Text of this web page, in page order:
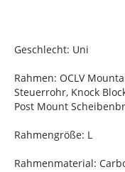
Geschlecht: Uni
Rahmen: OCLV
Steuerrohr, Knock
Post Mount
Rahmengröße: L
Rahmenmaterial: